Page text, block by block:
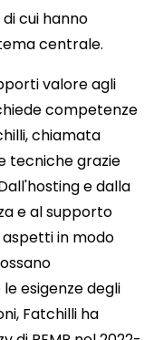
cui hanno
centrale.
valore agli
competenze
chiamata
tecniche grazie
e dalla
e al supporto
in modo
esigenze degli
Fatchilli ha